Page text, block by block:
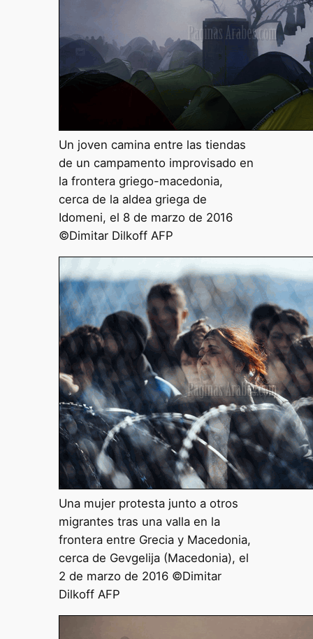
Un joven camina entre las tiendas
de un campamento improvisado en
la frontera griego-macedonia,
cerca de la aldea griega de
Idomeni, el 8 de marzo de 2016
©Dimitar Dilkoff AFP
Una mujer protesta junto a otros
migrantes tras una valla en la
frontera entre Grecia y Macedonia,
cerca de Gevgelija (Macedonia), el
2 de marzo de 2016 ©Dimitar
Dilkoff AFP